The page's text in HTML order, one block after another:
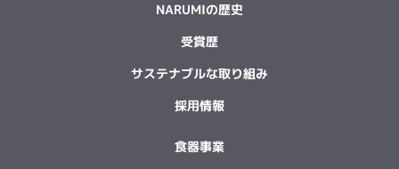
NARUMIの歴史
受賞歴
サステナブルな取り組み
採用情報
食器事業